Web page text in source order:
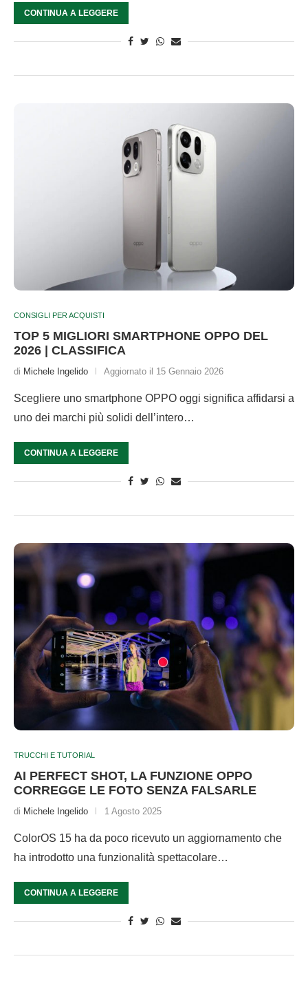
CONTINUA A LEGGERE
CONSIGLI PER ACQUISTI
TOP 5 MIGLIORI SMARTPHONE OPPO DEL
2026 | CLASSIFICA
di Michele Ingelido Aggiornato il 15 Gennaio 2026
Scegliere uno smartphone OPPO oggi significa affidarsi a
uno dei marchi più solidi dell’intero…
CONTINUA A LEGGERE
TRUCCHI E TUTORIAL
AI PERFECT SHOT, LA FUNZIONE OPPO
CORREGGE LE FOTO SENZA FALSARLE
di Michele Ingelido 1 Agosto 2025
ColorOS 15 ha da poco ricevuto un aggiornamento che
ha introdotto una funzionalità spettacolare…
CONTINUA A LEGGERE